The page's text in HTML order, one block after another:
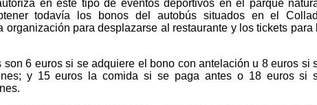
en este tipo de eventos deportivos en el parque
todavía los bonos del autobús situados en el
organización para desplazarse al restaurante y los tickets para
son 6 euros si se adquiere el bono con antelación u 8 euros si
y 15 euros la comida si se paga antes o 18 euros si